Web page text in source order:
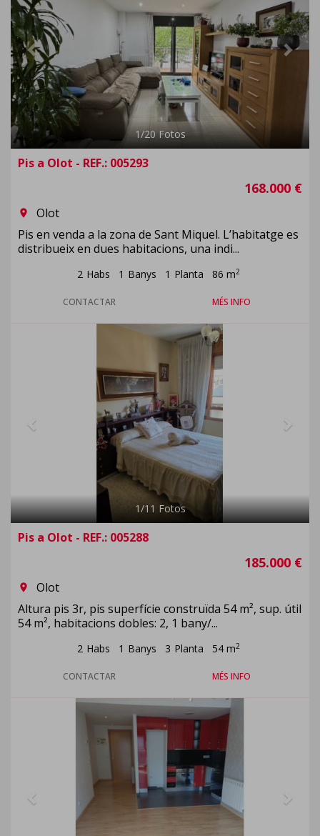
1/20Fotos
Pis a Olot - REF.: 005293
168.000 €
room
Olot
Pis en venda a la zona de Sant Miquel. L’habitatge es
distribueix en dues habitacions, una indi...
2 Habs 1 Banys 1 Planta 86 m2
CONTACTAR MÉS INFO
1/11 Fotos
Pis a Olot - REF.: 005288
185.000 €
room
Olot
Altura pis 3r, pis superfície construïda 54 m², sup. útil
54 m², habitacions dobles: 2, 1 bany/...
2 Habs 1 Banys 3 Planta 54 m2
CONTACTAR MÉS INFO
Previous